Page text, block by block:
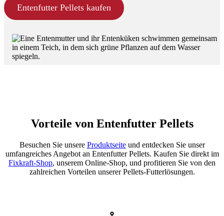
Entenfutter Pellets kaufen
Vorteile von Entenfutter Pellets
Besuchen Sie unsere Produktseiteund entdecken Sie unser
umfangreiches Angebot an Entenfutter Pellets. Kaufen Sie direkt im
Fixkraft-Shop, unserem Online-Shop, und profitieren Sie von den
zahlreichen Vorteilen unserer Pellets-Futterlösungen.